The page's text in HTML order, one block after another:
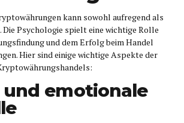
kann sowohl aufregend als
Die Psychologie spielt eine wichtige Rolle
und dem Erfolg beim Handel
Hier sind einige wichtige Aspekte der
und emotionale